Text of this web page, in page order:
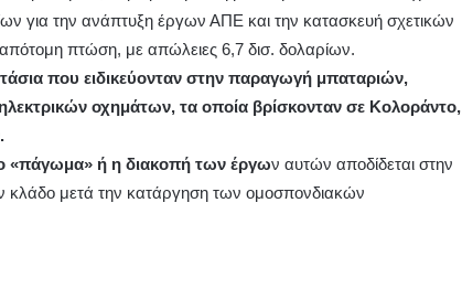
για την ανάπτυξη έργων ΑΠΕ και την κατασκευή σχετικών
απότομη πτώση, με απώλειες 6,7 δισ. δολαρίων.
που ειδικεύονταν στην παραγωγή μπαταριών,
οχημάτων, τα οποία βρίσκονταν σε Κολοράντο,
«πάγωμα» ή η διακοπή των έργων αυτών αποδίδεται στην
κλάδο μετά την κατάργηση των ομοσπονδιακών